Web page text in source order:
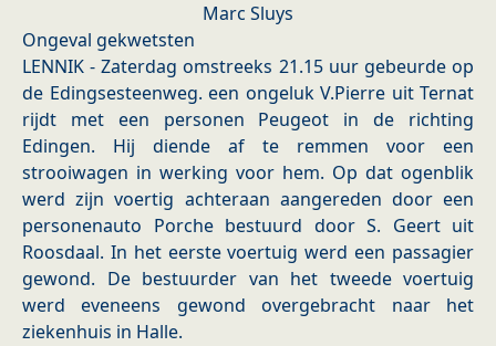
Marc Sluys
Ongeval gekwetsten
LENNIK - Zaterdag omstreeks 21.15 uur gebeurde op
de Edingsesteenweg. een ongeluk V.Pierre uit Ternat
rijdt met een personen Peugeot in de richting
Edingen. Hij diende af te remmen voor een
strooiwagen in werking voor hem. Op dat ogenblik
werd zijn voertig achteraan aangereden door een
personenauto Porche bestuurd door S. Geert uit
Roosdaal. In het eerste voertuig werd een passagier
gewond. De bestuurder van het tweede voertuig
werd eveneens gewond overgebracht naar het
ziekenhuis in Halle.